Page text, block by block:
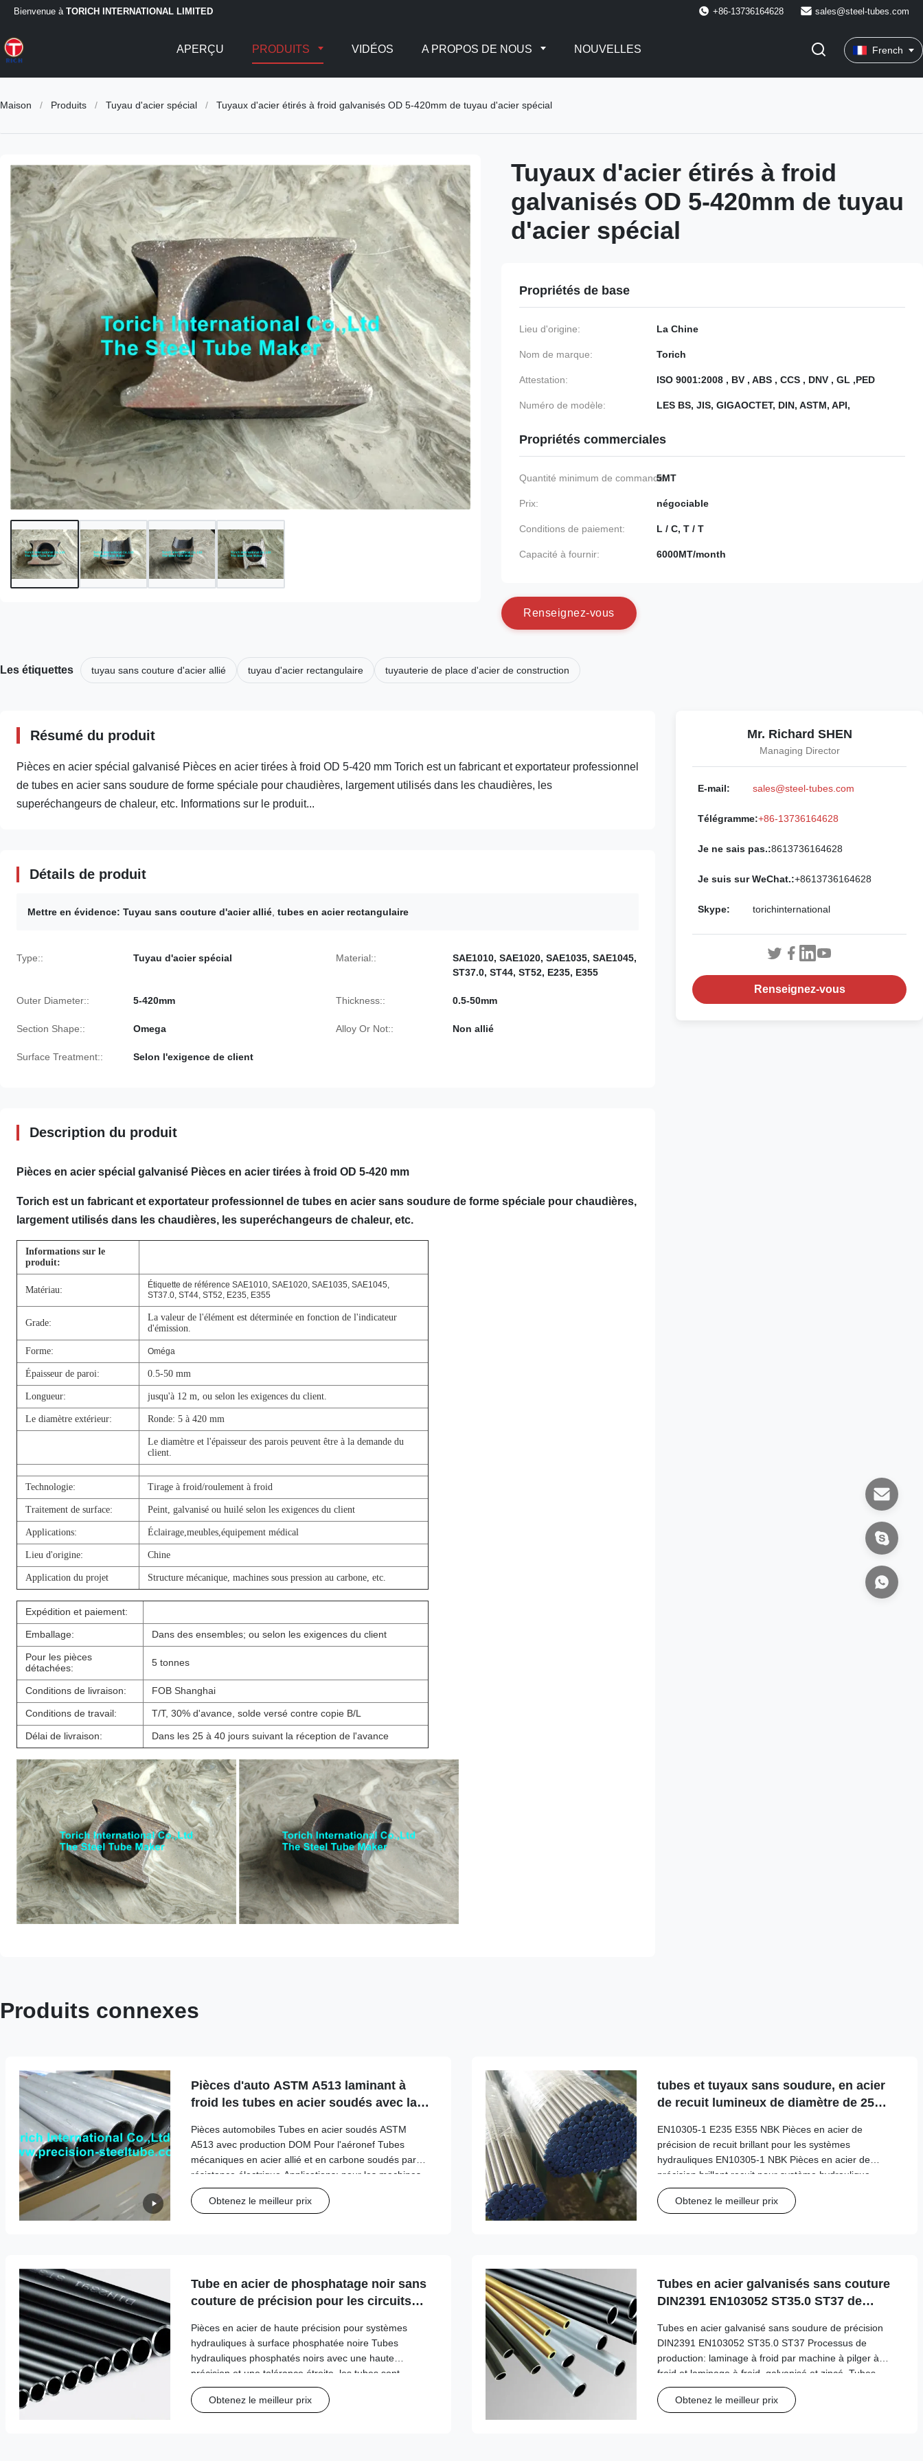
Bienvenue à TORICH INTERNATIONAL LIMITED +86-13736164628 sales@steel-tubes.com
APERÇU PRODUITS VIDÉOS A PROPOS DE NOUS NOUVELLES French
Maison / Produits / Tuyau d'acier spécial / Tuyaux d'acier étirés à froid galvanisés OD 5-420mm de tuyau d'acier spécial
Tuyaux d'acier étirés à froid
galvanisés OD 5-420mm de tuyau
d'acier spécial
Propriétés de base
Lieu d'origine: La Chine
Nom de marque: Torich
Attestation: ISO 9001:2008 , BV , ABS , CCS , DNV , GL ,PED
Numéro de modèle: LES BS, JIS, GIGAOCTET, DIN, ASTM, API,
Propriétés commerciales
Quantité minimum de commande:5MT
Prix: négociable
Conditions de paiement: L / C, T / T
Capacité à fournir: 6000MT/month
Renseignez-vous
Les étiquettes tuyau sans couture d'acier allié tuyau d'acier rectangulaire tuyauterie de place d'acier de construction
Résumé du produit
Pièces en acier spécial galvanisé Pièces en acier tirées à froid OD 5-420 mm Torich est un fabricant et exportateur professionnel
de tubes en acier sans soudure de forme spéciale pour chaudières, largement utilisés dans les chaudières, les
superéchangeurs de chaleur, etc. Informations sur le produit...
Détails de produit
Mettre en évidence: Tuyau sans couture d'acier allié tubes en acier rectangulaire
Type:: Tuyau d'acier spécial Material::
SAE1010, SAE1020, SAE1035, SAE1045,
ST37.0, ST44, ST52, E235, E355
Outer Diameter:: 5-420mm Thickness:: 0.5-50mm
Section Shape:: Omega Alloy Or Not:: Non allié
Surface Treatment:: Selon l'exigence de client
Description du produit
Pièces en acier spécial galvanisé Pièces en acier tirées à froid OD 5-420 mm
Torich est un fabricant et exportateur professionnel de tubes en acier sans soudure de forme spéciale pour chaudières,
largement utilisés dans les chaudières, les superéchangeurs de chaleur, etc.
Informations sur le
produit:
Matériau:
Étiquette de référence SAE1010, SAE1020, SAE1035, SAE1045,
ST37.0, ST44, ST52, E235, E355
Grade:
La valeur de l'élément est déterminée en fonction de l'indicateur
d'émission.
Forme: Oméga
Épaisseur de paroi: 0.5-50 mm
Longueur: jusqu'à 12 m, ou selon les exigences du client.
Le diamètre extérieur: Ronde: 5 à 420 mm
Le diamètre et l'épaisseur des parois peuvent être à la demande du
client.
Technologie: Tirage à froid/roulement à froid
Traitement de surface: Peint, galvanisé ou huilé selon les exigences du client
Applications: Éclairage,meubles,équipement médical
Lieu d'origine: Chine
Application du projet Structure mécanique, machines sous pression au carbone, etc.
Expédition et paiement:
Emballage: Dans des ensembles; ou selon les exigences du client
Pour les pièces
détachées:
5 tonnes
Conditions de livraison: FOB Shanghai
Conditions de travail: T/T, 30% d'avance, solde versé contre copie B/L
Délai de livraison: Dans les 25 à 40 jours suivant la réception de l'avance
Mr. Richard SHEN
Managing Director
E-mail: sales@steel-tubes.com
Télégramme:+86-13736164628
Je ne sais pas.:8613736164628
Je suis sur WeChat.:+8613736164628
Skype: torichinternational
Renseignez-vous
Produits connexes
Pièces d'auto ASTM A513 laminant à
froid les tubes en acier soudés avec la
Pièces automobiles Tubes en acier soudés ASTM
A513 avec production DOM Pour l'aéronef Tubes
mécaniques en acier allié et en carbone soudés par
résistance électrique Applications: pour les machines,
ingénierie mécanique 1- La norme:Tubes en acier de
précision soudés par laminage à froid ASTM A513 2.
Obtenez le meilleur prix
tubes et tuyaux sans soudure, en acier
de recuit lumineux de diamètre de 25mm
EN10305-1 E235 E355 NBK Pièces en acier de
précision de recuit brillant pour les systèmes
hydrauliques EN10305-1 NBK Pièces en acier de
précision brillant recuit pour système hydraulique
OD:4-80 (mm) WT0,5-10 (mm) Longueur 1000 à
12000 mm Nom du produit: Tubes en acier de
Obtenez le meilleur prix
Tube en acier de phosphatage noir sans
couture de précision pour les circuits
Pièces en acier de haute précision pour systèmes
hydrauliques à surface phosphatée noire Tubes
hydrauliques phosphatés noirs avec une haute
précision et une tolérance étroite, les tubes sont
produits par tirage à froid et laminage à froid de
précision, puis brillant annealed dans une atmosphère
Obtenez le meilleur prix
Tubes en acier galvanisés sans couture
DIN2391 EN103052 ST35.0 ST37 de
Tubes en acier galvanisé sans soudure de précision
DIN2391 EN103052 ST35.0 ST37 Processus de
production: laminage à froid par machine à pilger à
froid et laminage à froid, galvanisé et zincé. Tubes
d'acier laminées à froid et galvanisées Processus de
production:Le tube en acier inoxydable DIN, très ...
Obtenez le meilleur prix